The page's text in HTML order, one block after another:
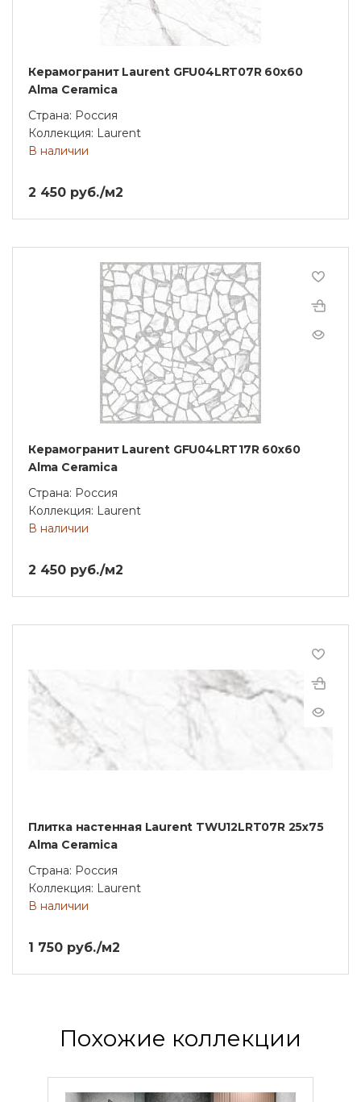
Керамогранит Laurent GFU04LRT07R 60x60
Alma Ceramica
Страна: Россия
Коллекция: Laurent
В наличии
2 450 руб./м2
Керамогранит Laurent GFU04LRT17R 60x60
Alma Ceramica
Страна: Россия
Коллекция: Laurent
В наличии
2 450 руб./м2
Плитка настенная Laurent TWU12LRT07R 25х75
Alma Ceramica
Страна: Россия
Коллекция: Laurent
В наличии
1 750 руб./м2
Похожие коллекции